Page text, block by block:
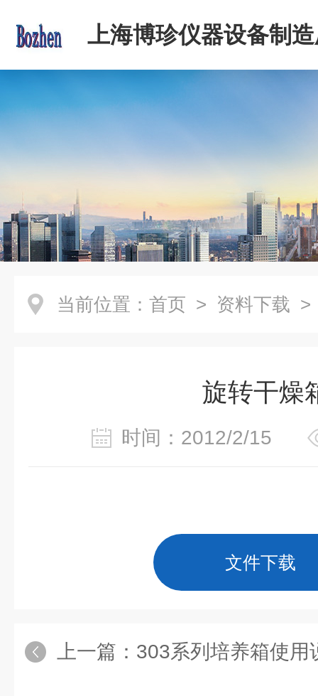
上海博珍仪器设备制
当前位置： 首页 > 资料下载 >
旋转干燥
时间：2012/2/15
文件下载
上一篇： 303系列培养箱使用